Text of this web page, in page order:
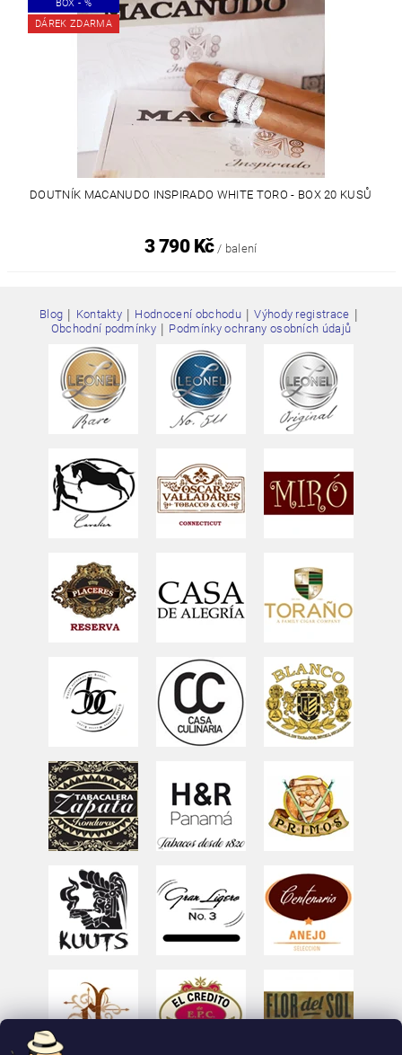
BOX - %
DÁREK ZDARMA
DOUTNÍK MACANUDO INSPIRADO WHITE TORO - BOX 20 KUSŮ
3 790 Kč / balení
Blog | Kontakty | Hodnocení obchodu | Výhody registrace |
Obchodní podmínky | Podmínky ochrany osobních údajů